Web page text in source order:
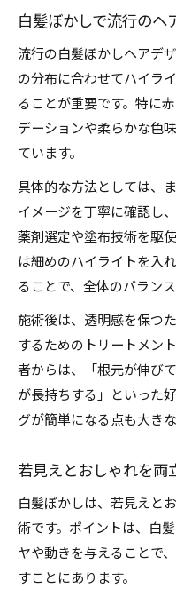
白髪ぼかしで流行のヘ
流行の白髪ぼかしヘアデ
の分布に合わせてハイラ
ることが重要です。特に
デーションや柔らかな色
ています。
具体的な方法としては、
イメージを丁寧に確認し
薬剤選定や塗布技術を駆
は細めのハイライトを入
ることで、全体のバランス
施術後は、透明感を保つ
するためのトリートメン
者からは、「根元が伸び
が長持ちする」といった
グが簡単になる点も大きな
若見えとおしゃれを両
白髪ぼかしは、若見えと
術です。ポイントは、白
ヤや動きを与えることで
すことにあります。